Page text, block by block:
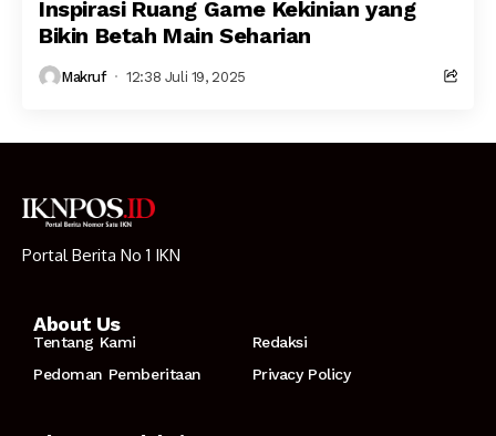
Inspirasi Ruang Game Kekinian yang
Bikin Betah Main Seharian
Makruf 12:38 Juli 19, 2025
Portal Berita No 1 IKN
About Us
Tentang Kami
Redaksi
Pedoman Pemberitaan
Privacy Policy